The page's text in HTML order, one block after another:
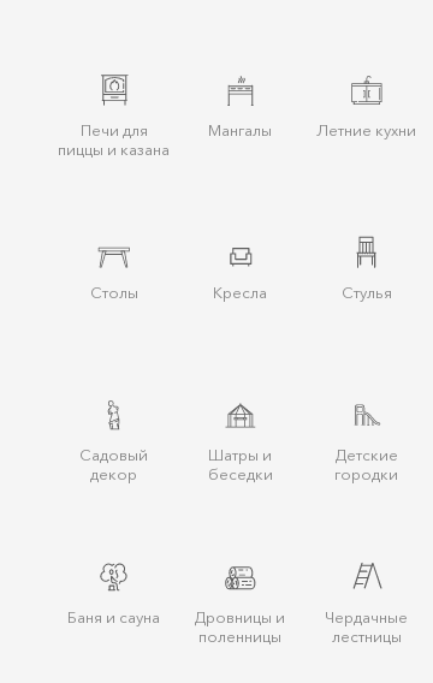
Печи для
пиццы и казана
Мангалы Летние кухни
Столы Кресла Стулья
Cадовый
декор
Шатры и
беcедки
Детские
городки
Баня и сауна
Дровницы и
поленницы
Чердачные
лестницы